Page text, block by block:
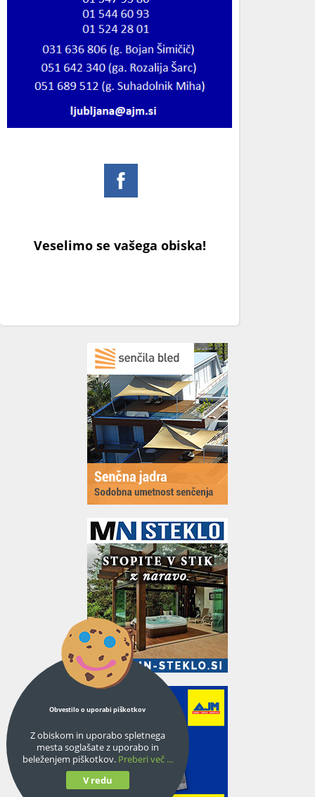
Veselimo se vašega obiska!
Obvestilo o uporabi piškotkov
Z obiskom in uporabo spletnega
mesta soglašate z uporabo in
beleženjem piškotkov. Preberi več ...
V redu